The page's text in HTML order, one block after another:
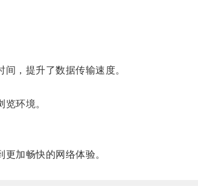
，提升了数据传输速度。
环境。
加畅快的网络体验。